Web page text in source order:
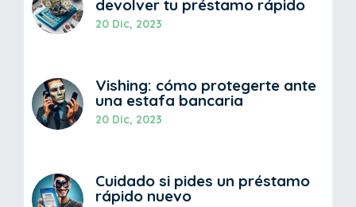
devolver tu préstamo rápido
20 Dic, 2023
Vishing: cómo protegerte ante
una estafa bancaria
20 Dic, 2023
Cuidado si pides un préstamo
rápido nuevo